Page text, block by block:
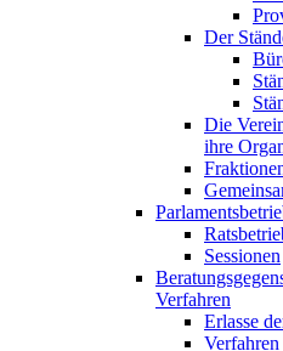
Der
Die
ihre
Sessionen
Verfahren
Erlasse